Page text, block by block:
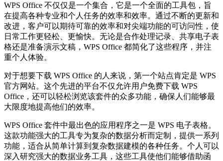
WPS Office 不仅仅是一个集合，它是一个全面的工具包，旨
在提高各种专业和个人任务的效率和效率。通过不断的更新和
改进，客户可以期待可靠的效率和对尖端功能的可访问性，使
日常工作更轻松、更愉快。无论是合作处理记录、共享电子表
格还是准备演示文稿，WPS Office 都简化了这些程序，并注
重个人体验。
对于想要下载 WPS Office 的人来说，第一个站点肯定是 WPS
官方网站。这个先进的平台不仅允许用户免费下载 WPS
Office，还可以轻松浏览该套件的众多功能，确保人们能够最
大限度地提高他们的效率。
WPS Office 套件中最出色的应用程序之一是 WPS 电子表格。
这款功能强大的工具专为复杂的数据分析而定制，提供一系列
功能，适合从简单计算到复杂数据建模的各种任务。个人可以
深入研究强大的数据业务工具，这些工具使他们能够借助函